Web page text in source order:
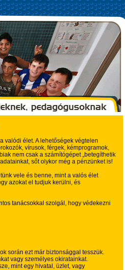
valódi élet. A lehetőségek végtelen
vírusok, férgek, kémprogramok,
nem csak a számítógépet „betegíthetik
sőt olykor még a pénzünket is!
vele és benne, mint a valós élet
azokat el tudjuk kerülni, és
tanácsokkal szolgál, hogy védekezni
során ezt már biztonsággal tesszük.
vagy személyes okiratainkat.
mint egy hivatal, üzlet, vagy